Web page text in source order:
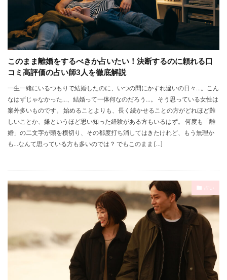
このまま離婚をするべきか占いたい！決断するのに頼れる口
コミ高評価の占い師3人を徹底解説
一生一緒にいるつもりで結婚したのに、いつの間にかすれ違いの日々…。こん
なはずじゃなかった…、結婚って一体何なのだろう…。 そう思っている女性は
案外多いものです。 始めることよりも、長く続かせることの方がどれほど難
しいことか、嫌というほど思い知った経験がある方もいるはず。 何度も「離
婚」の二文字が頭を横切り、その都度打ち消してはきたけれど、もう無理か
も…なんて思っている方も多いのでは？ でもこのまま […]
占い